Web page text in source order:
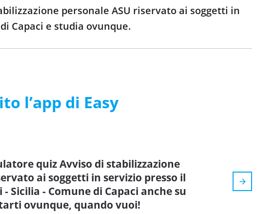
personale ASU riservato ai soggetti in
Capaci e studia ovunque.
l’app di Easy
quiz Avviso di stabilizzazione
ai soggetti in servizio presso il
- Sicilia - Comune di Capaci anche su
ovunque, quando vuoi!